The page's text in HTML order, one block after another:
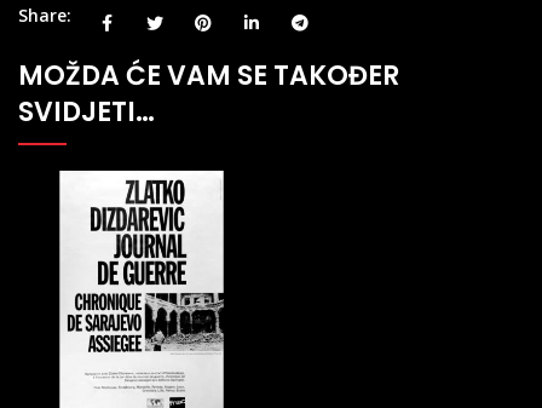
Share
MOŽDA ĆE VAM SE TAKOĐER
SVIDJETI…